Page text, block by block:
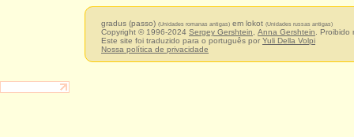
gradus (passo) (Unidades romanas antigas) em lokot (Unidades russas antigas)
Copyright © 1996-2024 Sergey Gershtein Anna Gershtein .
Este site foi traduzido para o português por Yuli Della Volpi
Nossa política de privacidade